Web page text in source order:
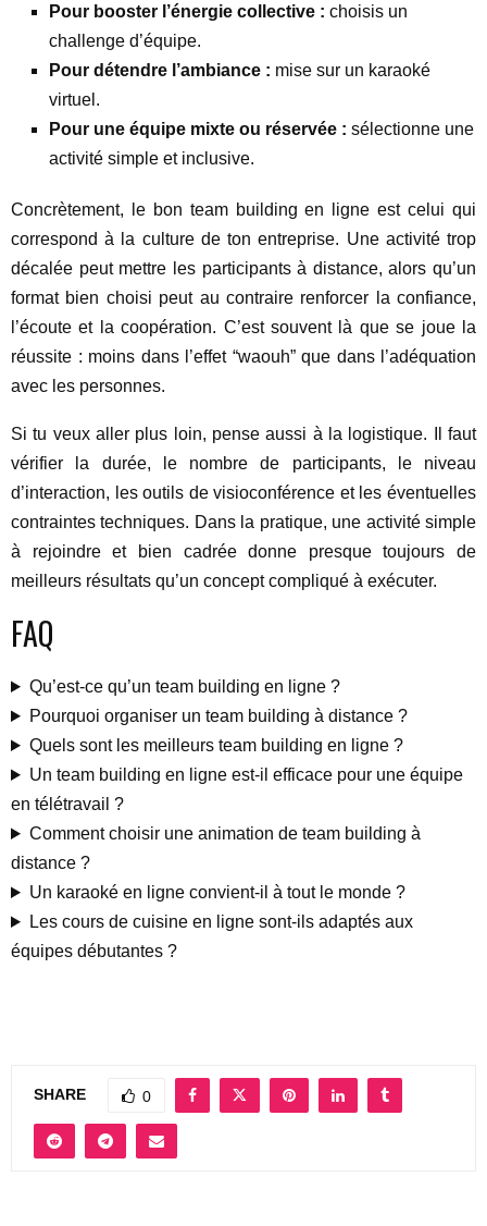
Pour booster l’énergie collective : choisis un
challenge d’équipe.
Pour détendre l’ambiance : mise sur un karaoké
virtuel.
Pour une équipe mixte ou réservée : sélectionne une
activité simple et inclusive.
Concrètement, le bon team building en ligne est celui qui
correspond à la culture de ton entreprise. Une activité trop
décalée peut mettre les participants à distance, alors qu’un
format bien choisi peut au contraire renforcer la confiance,
l’écoute et la coopération. C’est souvent là que se joue la
réussite : moins dans l’effet “waouh” que dans l’adéquation
avec les personnes.
Si tu veux aller plus loin, pense aussi à la logistique. Il faut
vérifier la durée, le nombre de participants, le niveau
d’interaction, les outils de visioconférence et les éventuelles
contraintes techniques. Dans la pratique, une activité simple
à rejoindre et bien cadrée donne presque toujours de
meilleurs résultats qu’un concept compliqué à exécuter.
FAQ
Qu’est-ce qu’un team building en ligne ?
Pourquoi organiser un team building à distance ?
Quels sont les meilleurs team building en ligne ?
Un team building en ligne est-il efficace pour une équipe
en télétravail ?
Comment choisir une animation de team building à
distance ?
Un karaoké en ligne convient-il à tout le monde ?
Les cours de cuisine en ligne sont-ils adaptés aux
équipes débutantes ?
SHARE 0